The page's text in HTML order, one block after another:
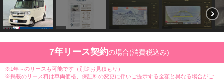
7年リース契約の場合(消費税込み)
※1年～のリースも可能です（別途お見積もり）
※掲載のリース料は車両価格、保証料の変更に伴いご提示する金額と異なる場合がご